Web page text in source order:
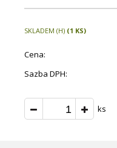
SKLADEM (H) (1 KS)
Cena:
Sazba DPH:
ks